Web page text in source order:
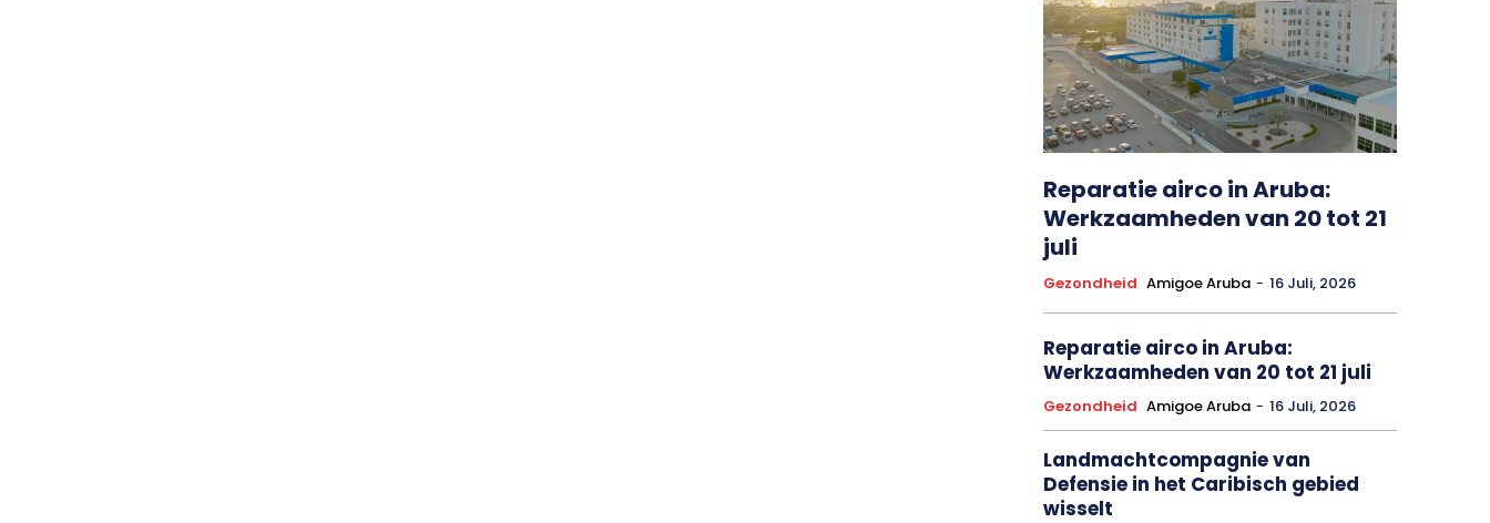
Reparatie airco in Aruba:
Werkzaamheden van 20 tot 21
juli
Gezondheid Amigoe Aruba - 16 Juli, 2026
Reparatie airco in Aruba:
Werkzaamheden van 20 tot 21 juli
Gezondheid Amigoe Aruba - 16 Juli, 2026
Landmachtcompagnie van
Defensie in het Caribisch gebied
wisselt